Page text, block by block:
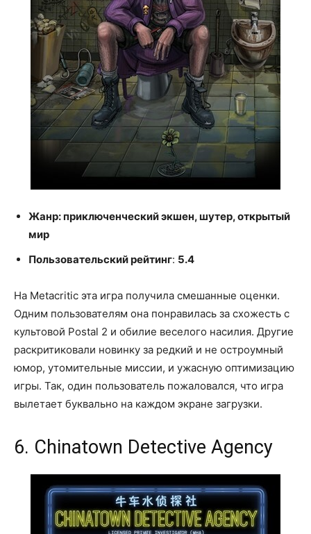
Жанр: приключенческий экшен, шутер, открытый
мир
Пользовательский рейтинг: 5.4
На Metacritic эта игра получила смешанные оценки.
Одним пользователям она понравилась за схожесть с
культовой Postal 2 и обилие веселого насилия. Другие
раскритиковали новинку за редкий и не остроумный
юмор, утомительные миссии, и ужасную оптимизацию
игры. Так, один пользователь пожаловался, что игра
вылетает буквально на каждом экране загрузки.
6. Chinatown Detective Agency